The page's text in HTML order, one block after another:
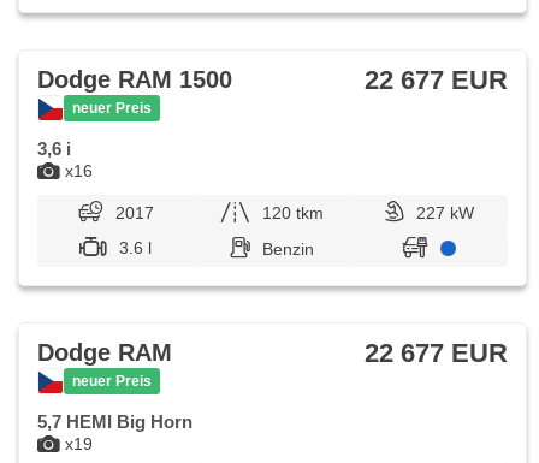
x16
Dodge RAM 1500
neuer Preis
22 677 EUR
3,6 i
2017 120 tkm
227 kW
3.6 l
Benzin
x19
Dodge RAM
neuer Preis
22 677 EUR
5,7 HEMI Big Horn